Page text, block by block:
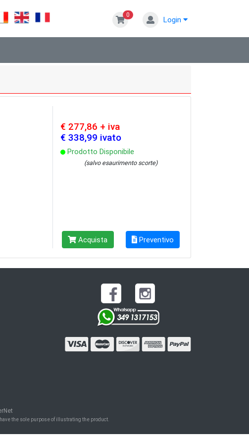
0
Login
€ 277,86 + iva
€ 338,99 ivato
Prodotto Disponibile
(salvo esaurimento scorte)
Acquista Preventivo
the sole purpose of illustrating the product.